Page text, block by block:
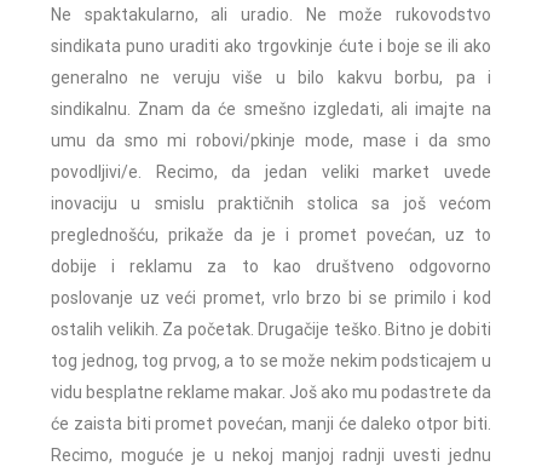
Ne spaktakularno, ali uradio. Ne može rukovodstvo
sindikata puno uraditi ako trgovkinje ćute i boje se ili ako
generalno ne veruju više u bilo kakvu borbu, pa i
sindikalnu. Znam da će smešno izgledati, ali imajte na
umu da smo mi robovi/pkinje mode, mase i da smo
povodljivi/e. Recimo, da jedan veliki market uvede
inovaciju u smislu praktičnih stolica sa još većom
preglednošću, prikaže da je i promet povećan, uz to
dobije i reklamu za to kao društveno odgovorno
poslovanje uz veći promet, vrlo brzo bi se primilo i kod
ostalih velikih. Za početak. Drugačije teško. Bitno je dobiti
tog jednog, tog prvog, a to se može nekim podsticajem u
vidu besplatne reklame makar. Još ako mu podastrete da
će zaista biti promet povećan, manji će daleko otpor biti.
Recimo, moguće je u nekoj manjoj radnji uvesti jednu